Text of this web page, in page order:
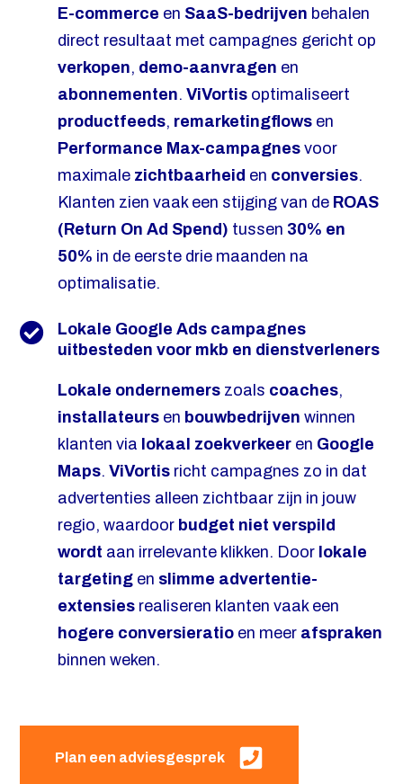
E-commerce en SaaS-bedrijven behalen
direct resultaat met campagnes gericht op
verkopen, demo-aanvragen en
abonnementen.ViVortis optimaliseert
productfeeds, remarketingflows en
Performance Max-campagnes voor
maximale zichtbaarheid en conversies.
Klanten zien vaak een stijging van de ROAS
(Return On Ad Spend) tussen 30% en
50% in de eerste drie maanden na
optimalisatie.
Lokale Google Ads campagnes
uitbesteden voor mkb en dienstverleners
Lokale ondernemers zoals coaches,
installateurs en bouwbedrijven winnen
klanten via lokaal zoekverkeer en Google
Maps.ViVortis richt campagnes zo in dat
advertenties alleen zichtbaar zijn in jouw
regio, waardoor budget niet verspild
wordt aan irrelevante klikken. Door lokale
targeting en slimme advertentie-
extensies realiseren klanten vaak een
hogere conversieratio en meer afspraken
binnen weken.
Plan een adviesgesprek